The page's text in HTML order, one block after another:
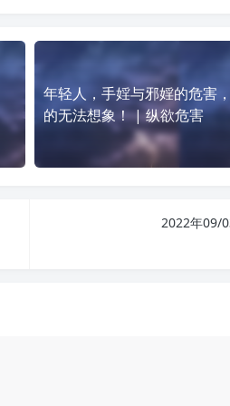
年轻人，手婬与邪婬的危害
的无法想象！ | 纵欲危害
2022年09/